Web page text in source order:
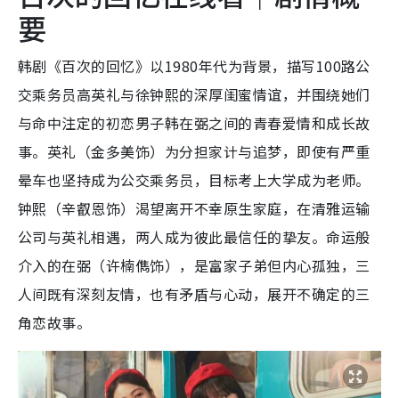
要
韩剧《百次的回忆》以1980年代为背景，描写100路公
交乘务员高英礼与徐钟熙的深厚闺蜜情谊，并围绕她们
与命中注定的初恋男子韩在弼之间的青春爱情和成长故
事。英礼（金多美饰）为分担家计与追梦，即使有严重
晕车也坚持成为公交乘务员，目标考上大学成为老师。
钟熙（辛叡恩饰）渴望离开不幸原生家庭，在清雅运输
公司与英礼相遇，两人成为彼此最信任的挚友。命运般
介入的在弼（许楠儁饰），是富家子弟但内心孤独，三
人间既有深刻友情，也有矛盾与心动，展开不确定的三
角恋故事。